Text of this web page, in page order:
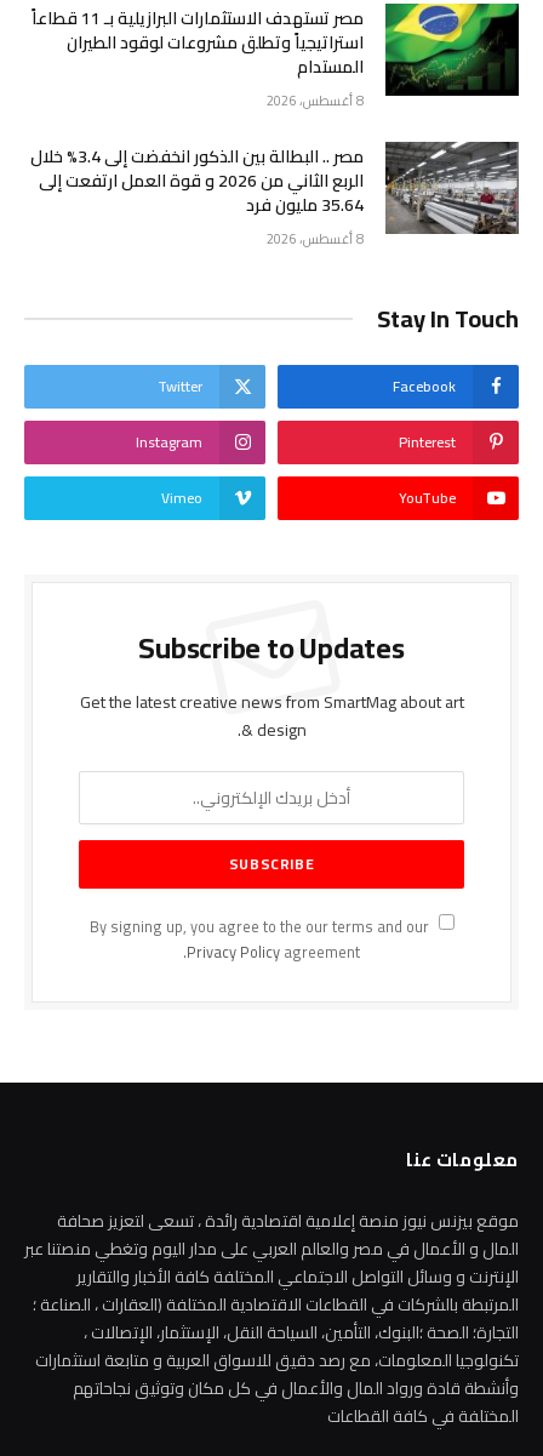
مصر تستهدف الاستثمارات البرازيلية بـ 11 قطاعاً
استراتيجياً وتطلق مشروعات لوقود الطيران
المستدام
8 أغسطس، 2026
مصر .. البطالة بين الذكور انخفضت إلى 3.4% خلال
الربع الثاني من 2026 و قوة العمل ارتفعت إلى
35.64 مليون فرد
8 أغسطس، 2026
Stay In Touch
Facebook
Twitter
Pinterest
Instagram
YouTube
Vimeo
Subscribe to Updates
Get the latest creative news from SmartMag about art
& design.
By signing up, you agree to the our terms and our
Privacy Policyagreement.
معلومات عنا
موقع بيزنس نيوز منصة إعلامية اقتصادية رائدة ، تسعى لتعزيز صحافة
المال و الأعمال في مصر والعالم العربي على مدار اليوم وتغطي منصتنا عبر
الإنترنت و وسائل التواصل الاجتماعي المختلفة كافة الأخبار والتقارير
المرتبطة بالشركات في القطاعات الاقتصادية المختلفة (العقارات ، الصناعة ؛
التجارة؛ الصحة ؛البنوك، التأمين، السياحة النقل، الإستثمار، الإتصالات ،
تكنولوجيا المعلومات، مع رصد دقيق للاسواق العربية و متابعة استثمارات
وأنشطة قادة ورواد المال والأعمال في كل مكان وتوثيق نجاحاتهم
المختلفة في كافة القطاعات